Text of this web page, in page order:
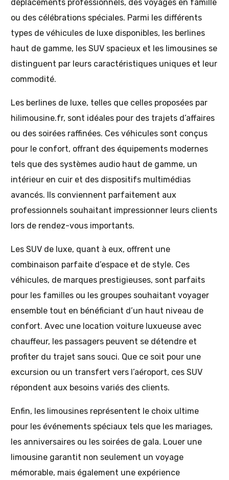
déplacements professionnels, des voyages en famille
ou des célébrations spéciales. Parmi les différents
types de véhicules de luxe disponibles, les berlines
haut de gamme, les SUV spacieux et les limousines se
distinguent par leurs caractéristiques uniques et leur
commodité.
Les berlines de luxe, telles que celles proposées par
hilimousine.fr, sont idéales pour des trajets d’affaires
ou des soirées raffinées. Ces véhicules sont conçus
pour le confort, offrant des équipements modernes
tels que des systèmes audio haut de gamme, un
intérieur en cuir et des dispositifs multimédias
avancés. Ils conviennent parfaitement aux
professionnels souhaitant impressionner leurs clients
lors de rendez-vous importants.
Les SUV de luxe, quant à eux, offrent une
combinaison parfaite d’espace et de style. Ces
véhicules, de marques prestigieuses, sont parfaits
pour les familles ou les groupes souhaitant voyager
ensemble tout en bénéficiant d’un haut niveau de
confort. Avec une location voiture luxueuse avec
chauffeur, les passagers peuvent se détendre et
profiter du trajet sans souci. Que ce soit pour une
excursion ou un transfert vers l’aéroport, ces SUV
répondent aux besoins variés des clients.
Enfin, les limousines représentent le choix ultime
pour les événements spéciaux tels que les mariages,
les anniversaires ou les soirées de gala. Louer une
limousine garantit non seulement un voyage
mémorable, mais également une expérience